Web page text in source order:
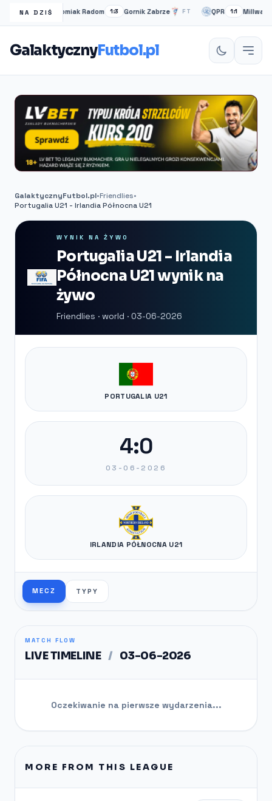
NA DZIŚ
FT Radomiak Radom 1:3 Gornik Zabrze FT QPR 1:1 Millwall
GalaktycznyFutbol.pl
GalaktycznyFutbol.pl•Friendlies•
Portugalia U21 - Irlandia Północna U21
WYNIK NA ŻYWO
Portugalia U21 - Irlandia
Północna U21 wynik na
żywo
Friendlies · world · 03-06-2026
PORTUGALIA U21
4:0
03-06-2026
IRLANDIA PÓŁNOCNA U21
MECZ TYPY
MATCH FLOW
LIVE TIMELINE / 03-06-2026
Oczekiwanie na pierwsze wydarzenia...
MORE FROM THIS LEAGUE